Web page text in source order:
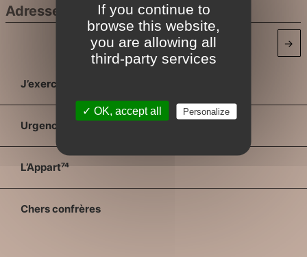
→
J’exerce
Urgences
L’Appart⁷⁴
Chers confrères
If you continue to
browse this website,
you are allowing all
third-party services
✓ OK, accept all Personalize